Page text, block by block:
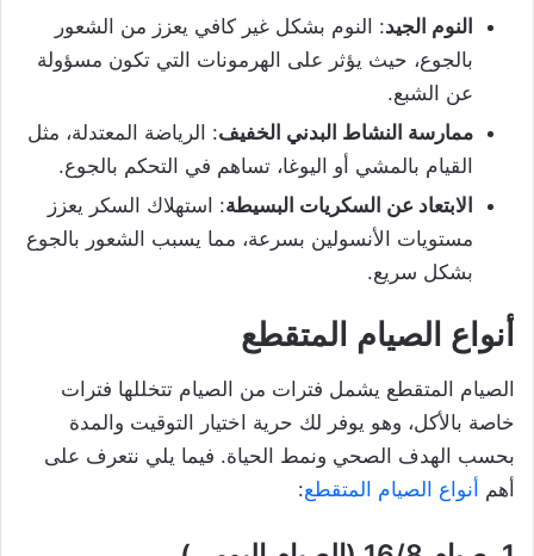
النوم الجيد: النوم بشكل غير كافي يعزز من الشعور
بالجوع، حيث يؤثر على الهرمونات التي تكون مسؤولة
عن الشبع.
ممارسة النشاط البدني الخفيف: الرياضة المعتدلة، مثل
القيام بالمشي أو اليوغا، تساهم في التحكم بالجوع.
الابتعاد عن السكريات البسيطة: استهلاك السكر يعزز
مستويات الأنسولين بسرعة، مما يسبب الشعور بالجوع
بشكل سريع.
أنواع الصيام المتقطع
الصيام المتقطع يشمل فترات من الصيام تتخللها فترات
خاصة بالأكل، وهو يوفر لك حرية اختيار التوقيت والمدة
بحسب الهدف الصحي ونمط الحياة. فيما يلي نتعرف على
أهم أنواع الصيام المتقطع: